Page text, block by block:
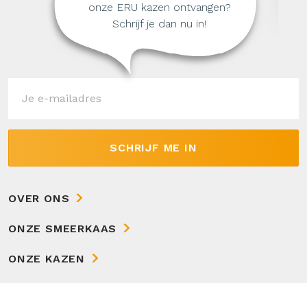
OVER ONS
ONZE SMEERKAAS
ONZE KAZEN
onze ERU kazen ontvangen?
Schrijf je dan nu in!
SCHRIJF ME IN